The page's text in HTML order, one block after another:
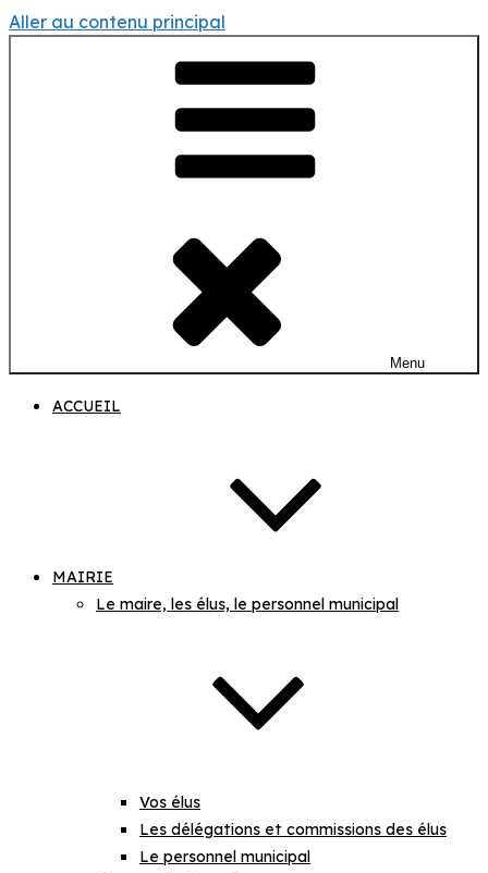
Aller au contenu principal
Menu
ACCUEIL
MAIRIE
Le maire, les élus, le personnel municipal
Vos élus
Les délégations et commissions des élus
Le personnel municipal